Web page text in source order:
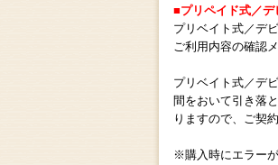
■プリペイド式／デ
プリベイト式／デ
ご利用内容の確認
プリベイト式／デ
間をおいて引き落
りますので、ご契
※購入時にエラー